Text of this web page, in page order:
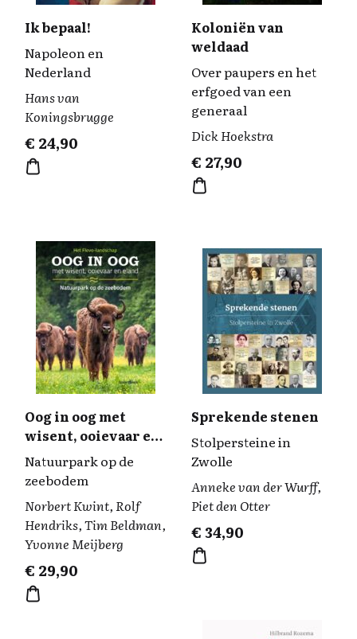
Ik bepaal!
Napoleon en
Nederland
Hans van
Koningsbrugge
€ 24,90
Koloniën van
weldaad
Over paupers en het
erfgoed van een
generaal
Dick Hoekstra
€ 27,90
Oog in oog met
wisent, ooievaar en
eland
Natuurpark op de
zeebodem
Norbert Kwint, Rolf
Hendriks, Tim Beldman,
Yvonne Meijberg
€ 29,90
Sprekende stenen
Stolpersteine in
Zwolle
Anneke van der Wurff,
Piet den Otter
€34,90